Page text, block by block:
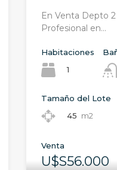
En Venta Depto
Profesional en…
Habitaciones
1
Tamaño del Lote
45 m2
Venta
U$S56.000